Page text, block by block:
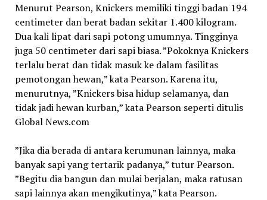
Menurut Pearson, Knickers memiliki tinggi badan 194
centimeter dan berat badan sekitar 1.400 kilogram.
Dua kali lipat dari sapi potong umumnya. Tingginya
juga 50 centimeter dari sapi biasa. ”Pokoknya Knickers
terlalu berat dan tidak masuk ke dalam fasilitas
pemotongan hewan,” kata Pearson. Karena itu,
menurutnya, ”Knickers bisa hidup selamanya, dan
tidak jadi hewan kurban,” kata Pearson seperti ditulis
Global News.com
”Jika dia berada di antara kerumunan lainnya, maka
banyak sapi yang tertarik padanya,” tutur Pearson.
”Begitu dia bangun dan mulai berjalan, maka ratusan
sapi lainnya akan mengikutinya,” kata Pearson.